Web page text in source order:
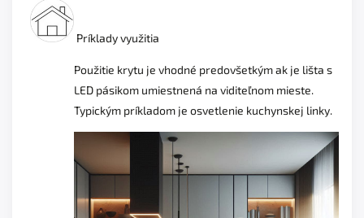
Príklady využitia
Použitie krytu je vhodné predovšetkým ak je lišta s
LED pásikom umiestnená na viditeľnom mieste.
Typickým príkladom je osvetlenie kuchynskej linky.